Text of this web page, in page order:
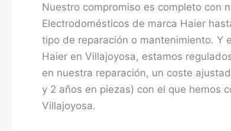
Nuestro compromiso es completo con
Electrodomésticos de marca Haier
tipo de reparación o mantenimiento. Y
Haier en Villajoyosa, estamos
en nuestra reparación, un coste
y 2 años en piezas) con el que hemos
Villajoyosa.